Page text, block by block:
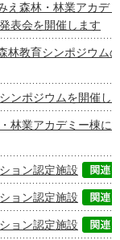
え森林・林業アカデ
表会を開催します
林教育シンポジウム
ンポジウムを開催し
林業アカデミー棟に
ョン認定施設
ョン認定施設
ョン認定施設